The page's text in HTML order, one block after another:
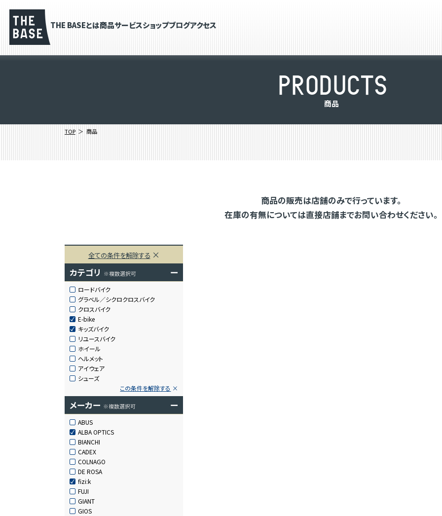
THE BASEとは商品サービスショップブログアクセス
PRODUCTS
商品
TOP 商品
商品の販売は店舗のみで行っています。
在庫の有無については直接店舗までお問い合わせください。
全ての条件を解除する
カテゴリ ※複数選択可 ー
ロードバイク
グラベル／シクロクロスバイク
クロスバイク
E-bike
キッズバイク
リユースバイク
ホイール
ヘルメット
アイウェア
シューズ
この条件を解除する
メーカー ※複数選択可 ー
ABUS
ALBA OPTICS
BIANCHI
CADEX
COLNAGO
DE ROSA
fizi:k
FUJI
GIANT
GIOS